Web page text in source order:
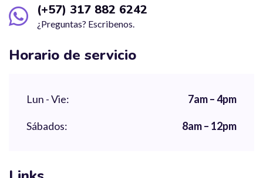
(+57) 317 882 6242
¿Preguntas? Escribenos.
Horario de servicio
Lun - Vie: 7am – 4pm
Sábados: 8am – 12pm